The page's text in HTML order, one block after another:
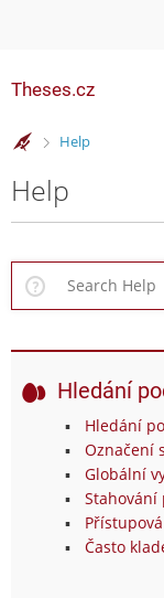
Theses.cz
>Help
Help
Hledání
Hledání
Označení
Globální
Stahování
Často